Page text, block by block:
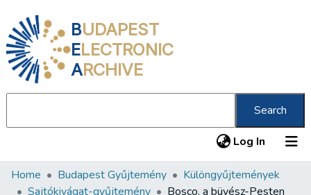
BUDAPEST
ELECTRONIC
ARCHIVE
Search
Log In (current)
Communities & Collections
Home Budapest Gyűjtemény
Különgyűjtemények
Sajtókivágat-gyűjtemény
Bosco, a büvész-Pesten